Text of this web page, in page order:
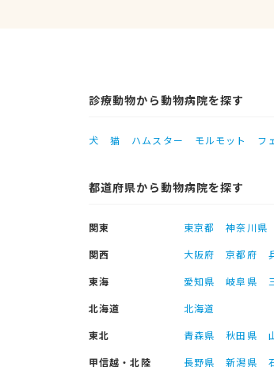
診療動物から動物病院を探す
犬 猫 ハムスター モルモット フ
都道府県から動物病院を探す
関東 東京都 神奈川県
関西
大阪府 京都府
東海
愛知県 岐阜県
北海道
北海道
東北
青森県 秋田県
甲信越・北陸
長野県 新潟県